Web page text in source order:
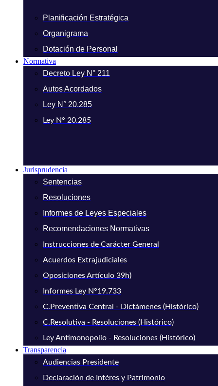
Planificación Estratégica
Organigrama
Dotación de Personal
Normativa
Decreto Ley N° 211
Autos Acordados
Ley N° 20.285
Ley N° 20.285
Jurisprudencia
Sentencias
Resoluciones
Informes de Leyes Especiales
Recomendaciones Normativas
Instrucciones de Carácter General
Acuerdos Extrajudiciales
Oposiciones Artículo 39h)
Informes Ley N°19.733
C.Preventiva Central - Dictámenes (Histórico)
C.Resolutiva - Resoluciones (Histórico)
Ley Antimonopolio - Resoluciones (Histórico)
Transparencia
Audiencias Presidente
Declaración de Intéres y Patrimonio